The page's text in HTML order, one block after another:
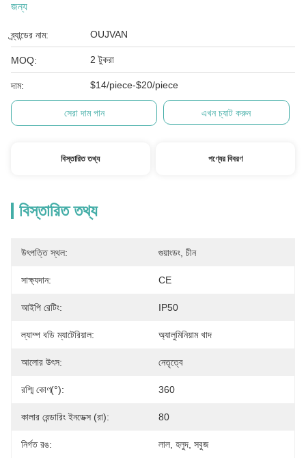
জন্য
ব্র্যান্ডের নাম: OUJVAN
MOQ: 2 টুকরা
দাম: $14/piece-$20/piece
সেরা দাম পান এখন চ্যাট করুন
বিস্তারিত তথ্য পণ্যের বিবরণ
বিস্তারিত তথ্য
উৎপত্তি স্থল: গুয়াংডং, চীন
সাক্ষ্যদান: CE
আইপি রেটিং: IP50
ল্যাম্প বডি ম্যাটেরিয়াল: অ্যালুমিনিয়াম খাদ
আলোর উৎস: নেতৃত্বে
রশ্মি কোণ(°): 360
কালার রেন্ডারিং ইনডেক্স (রা): 80
নির্গত রঙ: লাল, হলুদ, সবুজ